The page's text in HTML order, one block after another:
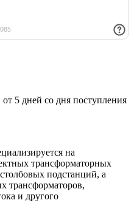
5 дней со дня поступления
на
трансформаторных
подстанций, а
трансформаторов,
и другого